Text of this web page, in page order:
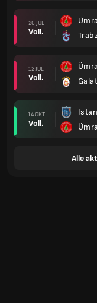
26 JUL
Voll.
12 JUL
Voll.
14 OKT
Voll.
Alle